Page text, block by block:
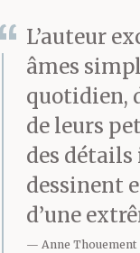
brume,
autour
temps
que
L’auteur
âmes
quotidien,
de leurs
des détails
dessinent
d’une
Anne Thouement